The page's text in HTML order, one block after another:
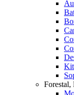
Kit
Forestal,